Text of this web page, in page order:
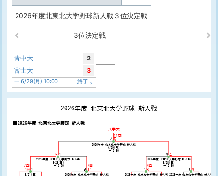
2026年度北東北大学野球新人戦３位決定戦
3位決定戦
青中大
2
富士大
3
一 6/29(月) 10:00 終了